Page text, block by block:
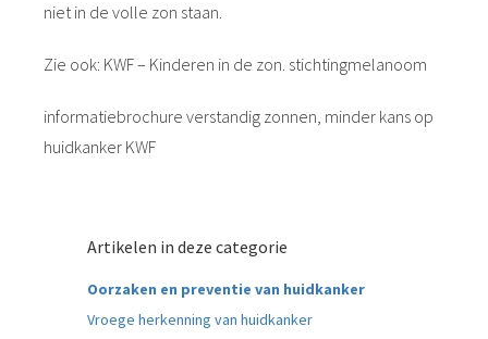
niet in de volle zon staan.
Zie ook: KWF – Kinderen in de zon. stichtingmelanoom
informatiebrochure verstandig zonnen, minder kans op
huidkanker KWF
Artikelen in deze categorie
Oorzaken en preventie van huidkanker
Vroege herkenning van huidkanker